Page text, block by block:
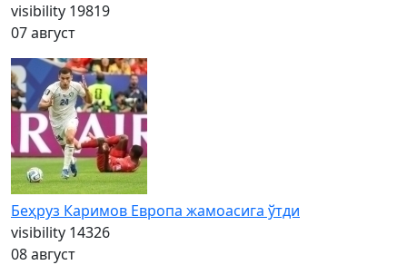
visibility 19819
07 август
Беҳруз Каримов Европа жамоасига ўтди
visibility 14326
08 август